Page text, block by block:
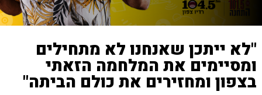
"לא ייתכן שאנחנו לא מתחילים
ומסיימים את המלחמה הזאתי
בצפון ומחזירים את כולם הביתה"